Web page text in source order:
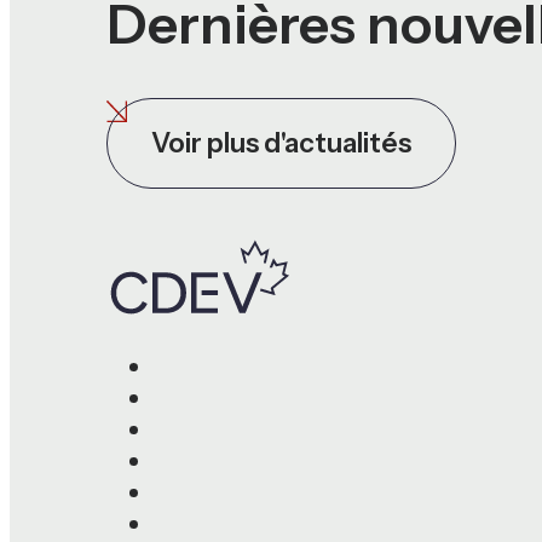
Dernières
Voir plus d'actualités